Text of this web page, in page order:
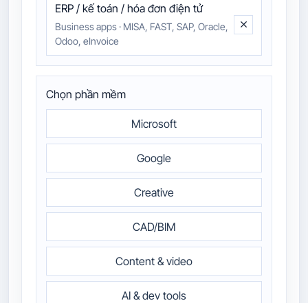
ERP / kế toán / hóa đơn điện tử
Business apps · MISA, FAST, SAP, Oracle,
Odoo, eInvoice
Chọn phần mềm
Microsoft
Google
Creative
CAD/BIM
Content & video
AI & dev tools